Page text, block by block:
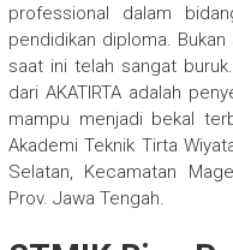
professional dalam
pendidikan diploma.
saat ini telah sangat
dari AKATIRTA adalah
mampu menjadi bekal
Akademi Teknik Tirta
Selatan, Kecamatan
Prov. Jawa Tengah.